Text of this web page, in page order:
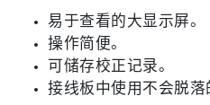
易于查看的大显示屏。
操作简便。
可储存校正记录。
接线板中使用不会脱落